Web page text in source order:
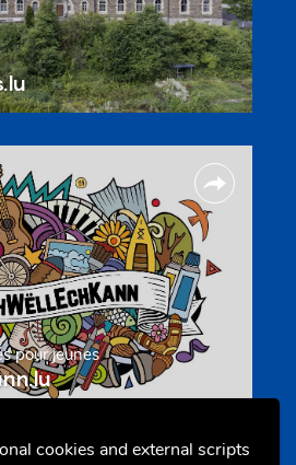
cookies and external scripts
pour jeunes